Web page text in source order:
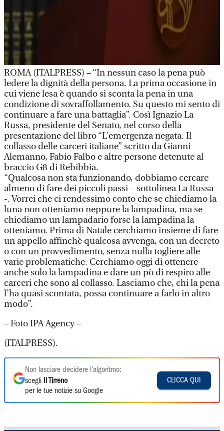
ROMA (ITALPRESS) – “In nessun caso la pena può
ledere la dignità della persona. La prima occasione in
cui viene lesa è quando si sconta la pena in una
condizione di sovraffollamento. Su questo mi sento di
continuare a fare una battaglia”. Così Ignazio La
Russa, presidente del Senato, nel corso della
presentazione del libro “L’emergenza negata. Il
collasso delle carceri italiane” scritto da Gianni
Alemanno, Fabio Falbo e altre persone detenute al
braccio G8 di Rebibbia.
“Qualcosa non sta funzionando, dobbiamo cercare
almeno di fare dei piccoli passi – sottolinea La Russa
-. Vorrei che ci rendessimo conto che se chiediamo la
luna non otteniamo neppure la lampadina, ma se
chiediamo un lampadario forse la lampadina la
otteniamo. Prima di Natale cerchiamo insieme di fare
un appello affinchè qualcosa avvenga, con un decreto
o con un provvedimento, senza nulla togliere alle
varie problematiche. Cerchiamo oggi di ottenere
anche solo la lampadina e dare un pò di respiro alle
carceri che sono al collasso. Lasciamo che, chi la pena
l’ha quasi scontata, possa continuare a farlo in altro
modo”.
– Foto IPA Agency –
(ITALPRESS).
Non lasciare decidere l'algoritmo:
scegli
Il Tirreno
per le tue notizie su Google
CLICCA QUI